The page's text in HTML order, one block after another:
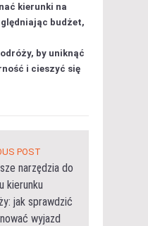
kierunki na
budżet,
by uniknąć
i cieszyć się
POST
narzędzia do
kierunku
jak sprawdzić
wyjazd